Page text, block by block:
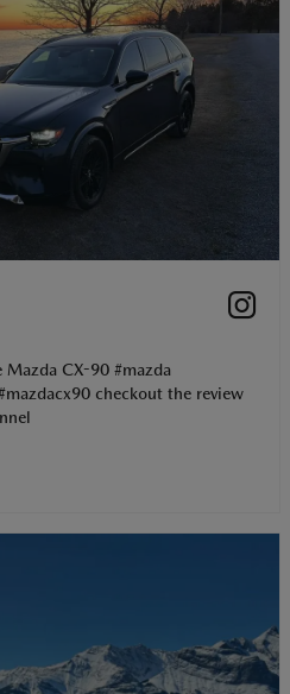
CX-90 #mazda
checkout the review
e